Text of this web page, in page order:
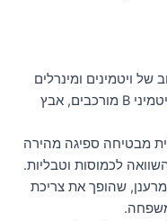
של ויטמינים ומינרלים
חיוניים, כולל ויטמין A, C, D, E, ויטמיני B מורכבים, אבץ
מבטיחה ספיגה מהירה
לכמוסות וטבליות.
שהופך את צריכת